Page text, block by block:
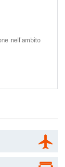
nell’ambito